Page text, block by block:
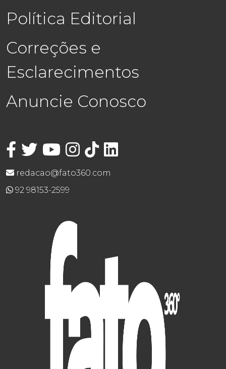
Política Editorial
Correções e
Esclarecimentos
Anuncie Conosco
redacao@fato360.com
92 98153-2599